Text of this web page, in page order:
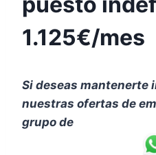
1.125€/mes
Si deseas mantenerte
nuestras ofertas de
grupo de